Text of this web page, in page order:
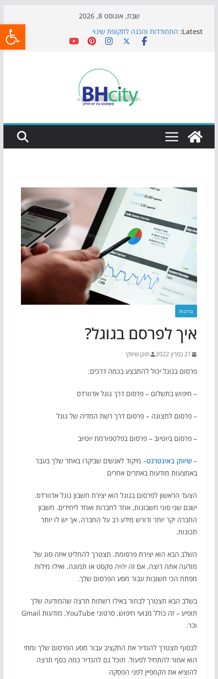
שבת, אוגוסט 8, 2026
Latest: התמודדות והכנה לתקופת שינוי
אי ההרפתקאות ממשיך לכבוש את הגינות: מאות משפחות
כדורגל באווירה מיוחדת: הקרנת גמר המונדיאל בטרמינל
הקיץ של בני הנוער בבת־ים: חוף הריביירה הופך למרחב
בטוח בשעות הערב
צרכנות
איך לפרסם בגוגל?
21 במרץ 2022 תוכן שיווקי
פרסום בגוגל יכול להתבצע בכמה דרכים:
– חיפוש בתשלום – פרסום דרך גוגל אדוורדס
– פרסום לתצוגה – פרסום דרך רשת המדיה של גוגל
– פרסום ביוטיוב – פרסום בפלטפורמת יוטיוב
– שיווק באינטרנט– מיקוד לאנשים שביקרו באתר שלך בעבר
באמצעות מודעות באתרים אחרים
הצעד הראשון לפרסום בגוגל הוא יצירת חשבון גוגל אדוורדס.
ישנם שני סוגי חשבונות, אחד לחברות ואחד ליחידים. חשבון
החברה יקר יותר ודורש מידע רב על החברה, אך יש לו יותר
תכונות.
השלב הבא הוא יצירת פרסומת. תצטרך להחליט איזה סוג של
מודעה אתה רוצה, אם זה יהיה טקסט או תמונה, ואילו מילות
מפתח הכי חשובות עבור מסע הפרסום שלך.
בשלב הבא תצטרך לבחור באילו רשתות תרצה שהמודעה שלך
תופיע – זה כולל מנועי חיפוש, סרטוני YouTube, מודעות Gmail
וכו'.
לבסוף תצטרך להגדיר את התקציב עבור מסע הפרסום שלך ומתי
הוא אמור להתחיל לפעול. תוכל גם להגדיר כמה כסף תרצה
להוציא את הקמפיין לפני הפסקה